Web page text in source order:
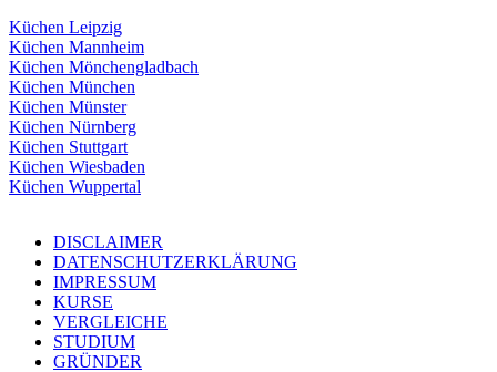
Küchen Leipzig
Küchen Mannheim
Küchen Mönchengladbach
Küchen München
Küchen Münster
Küchen Nürnberg
Küchen Stuttgart
Küchen Wiesbaden
Küchen Wuppertal
DISCLAIMER
DATENSCHUTZERKLÄRUNG
IMPRESSUM
KURSE
VERGLEICHE
STUDIUM
GRÜNDER